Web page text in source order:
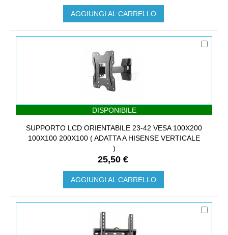
AGGIUNGI AL CARRELLO
DISPONIBILE
SUPPORTO LCD ORIENTABILE 23-42 VESA 100X200
100X100 200X100 ( ADATTA A HISENSE VERTICALE
)
25,50 €
AGGIUNGI AL CARRELLO